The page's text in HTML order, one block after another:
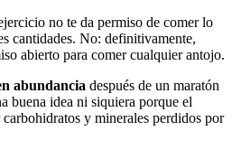
no te da permiso de comer lo
cantidades. No: definitivamente,
abierto para comer cualquier antojo.
abundancia después de un maratón
buena idea ni siquiera porque el
y minerales perdidos por